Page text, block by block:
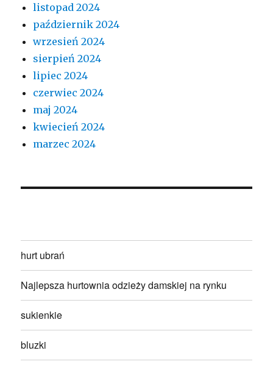
listopad 2024
październik 2024
wrzesień 2024
sierpień 2024
lipiec 2024
czerwiec 2024
maj 2024
kwiecień 2024
marzec 2024
hurt ubrań
Najlepsza hurtownia odzieży damskiej na rynku
sukienkie
bluzki